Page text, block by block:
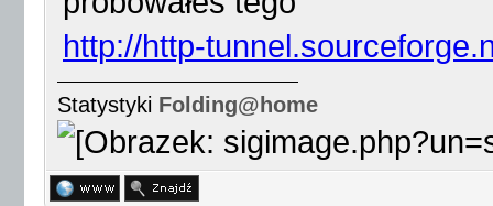
http://http-
Statystyki Folding@home